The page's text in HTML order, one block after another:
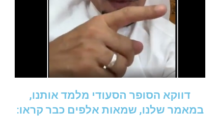
דווקא הסופר הסעודי מלמד אותנו,
במאמר שלנו, שמאות אלפים כבר קראו: